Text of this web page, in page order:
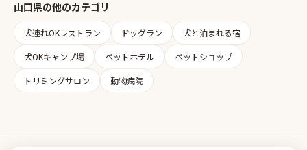
山口県の他のカテゴリ
犬連れOKレストラン ドッグラン 犬と泊まれる宿
犬OKキャンプ場 ペットホテル ペットショップ
トリミングサロン 動物病院